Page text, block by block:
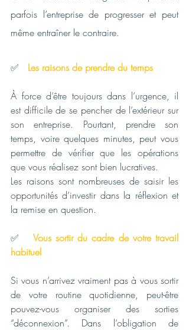
parfois l’entreprise de progresser et peut
même entraîner le contraire.
✅ Les raisons de prendre du temps
À force d’être toujours dans l’urgence, il
est difficile de se pencher de l’extérieur sur
son entreprise. Pourtant, prendre son
temps, voire quelques minutes, peut vous
permettre de vérifier que les opérations
que vous réalisez sont bien lucratives.
Les raisons sont nombreuses de saisir les
opportunités d’investir dans la réflexion et
la remise en question.
✅ Vous sortir du cadre de votre travail
habituel
Si vous n’arrivez vraiment pas à vous sortir
de votre routine quotidienne, peut-être
pouvez-vous organiser des sorties
“déconnexion”. Dans l’obligation de